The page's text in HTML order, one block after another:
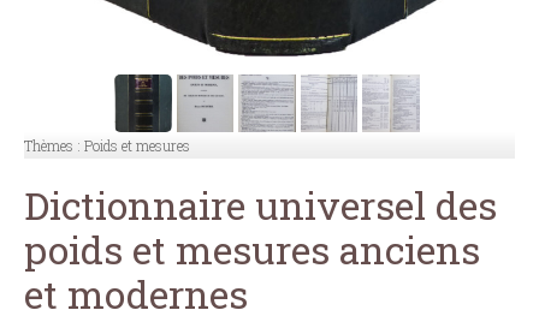
Thèmes : Poids et mesures
Dictionnaire universel des
poids et mesures anciens
et modernes